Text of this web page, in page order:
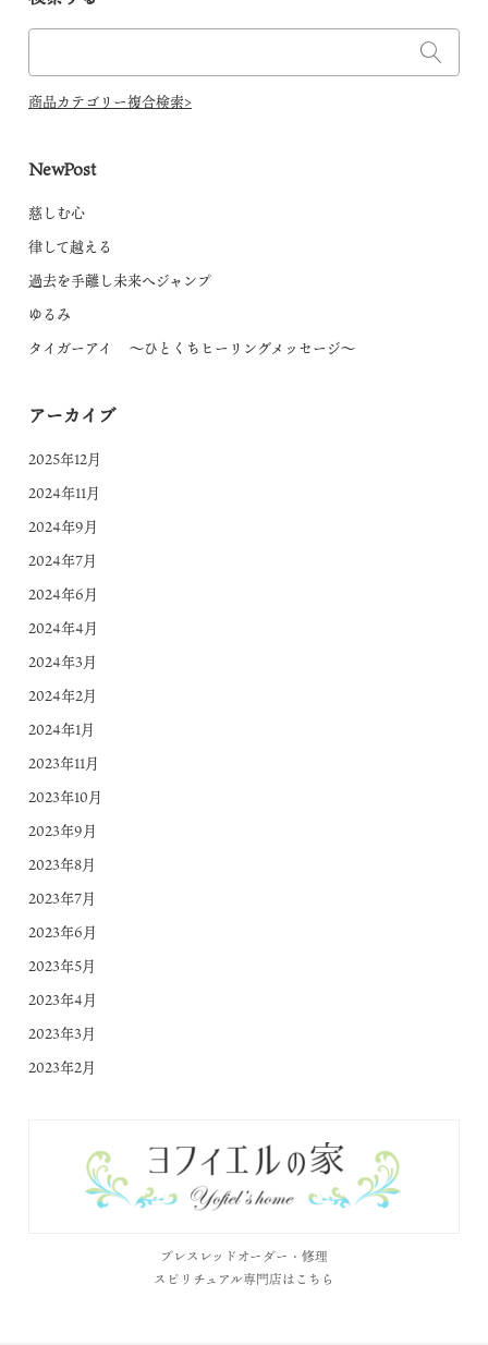
商品カテゴリー複合検索>
NewPost
慈しむ心
律して越える
過去を手離し未来へジャンプ
ゆるみ
タイガーアイ ～ひとくちヒーリングメッセージ～
アーカイブ
2025年12月
2024年11月
2024年9月
2024年7月
2024年6月
2024年4月
2024年3月
2024年2月
2024年1月
2023年11月
2023年10月
2023年9月
2023年8月
2023年7月
2023年6月
2023年5月
2023年4月
2023年3月
2023年2月
ブレスレッドオーダー・修理
スピリチュアル専門店はこちら